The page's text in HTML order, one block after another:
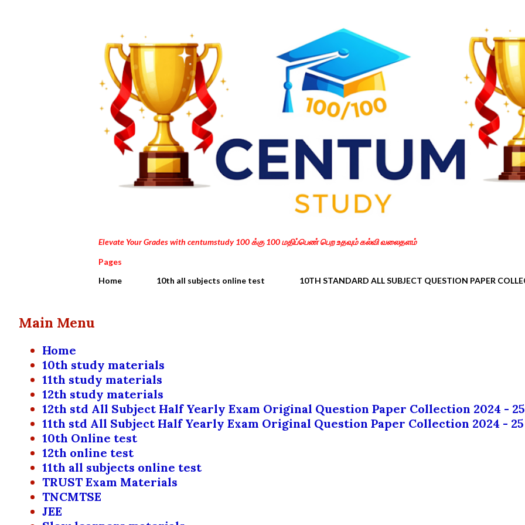
Elevate Your Grades with centumstudy 100 க்கு 100 மதிப்பெண் பெற உதவும் கல்வி வலைதளம்
Pages
Home
10th all subjects online test 10TH STANDARD ALL SUBJECT QUESTION PAPER
Main Menu
Home
10th study materials
11th study materials
12th study materials
12th std All Subject Half Yearly Exam Original Question Paper Collection 2024 - 25
11th std All Subject Half Yearly Exam Original Question Paper Collection 2024 - 25
10th Online test
12th online test
11th all subjects online test
TRUST Exam Materials
TNCMTSE
JEE